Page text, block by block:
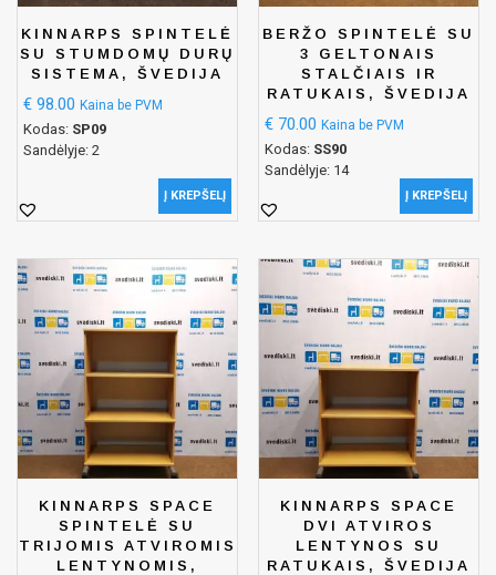
KINNARPS SPINTELĖ
SU STUMDOMŲ DURŲ
SISTEMA, ŠVEDIJA
€ 98.00 Kaina be PVM
Kodas: SP09
Sandėlyje: 2
Į KREPŠELĮ
BERŽO SPINTELĖ SU
3 GELTONAIS
STALČIAIS IR
RATUKAIS, ŠVEDIJA
€ 70.00 Kaina be PVM
Kodas: SS90
Sandėlyje: 14
Į KREPŠELĮ
KINNARPS SPACE
SPINTELĖ SU
TRIJOMIS ATVIROMIS
LENTYNOMIS,
KINNARPS SPACE
DVI ATVIROS
LENTYNOS SU
RATUKAIS, ŠVEDIJA